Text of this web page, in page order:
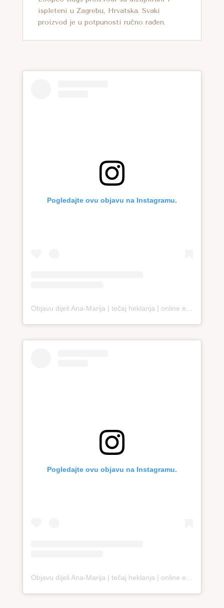
ispleteni u Zagrebu, Hrvatska. Svaki
proizvod je u potpunosti ručno rađen.
Pogledajte ovu objavu na Instagramu.
Pogledajte ovu objavu na Instagramu.